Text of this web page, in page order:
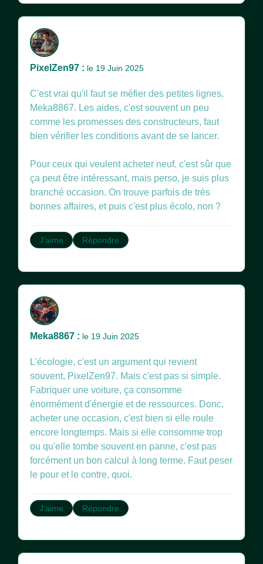
PixelZen97 : le 19 Juin 2025
C'est vrai qu'il faut se méfier des petites lignes,
Meka8867. Les aides, c'est souvent un peu
comme les promesses des constructeurs, faut
bien vérifier les conditions avant de se lancer.
Pour ceux qui veulent acheter neuf, c'est sûr que
ça peut être intéressant, mais perso, je suis plus
branché occasion. On trouve parfois de très
bonnes affaires, et puis c'est plus écolo, non ?
J'aime Répondre
Meka8867 : le 19 Juin 2025
L'écologie, c'est un argument qui revient
souvent, PixelZen97. Mais c'est pas si simple.
Fabriquer une voiture, ça consomme
énormément d'énergie et de ressources. Donc,
acheter une occasion, c'est bien si elle roule
encore longtemps. Mais si elle consomme trop
ou qu'elle tombe souvent en panne, c'est pas
forcément un bon calcul à long terme. Faut peser
le pour et le contre, quoi.
J'aime Répondre